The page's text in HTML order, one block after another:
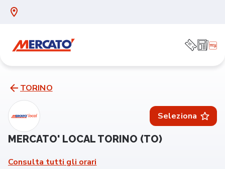
TORINO
Seleziona
MERCATO' LOCAL TORINO (TO)
Consulta tutti gli orari